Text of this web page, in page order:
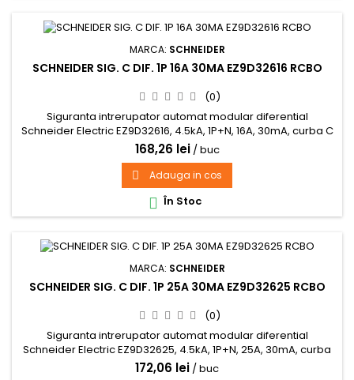
MARCA: SCHNEIDER
SCHNEIDER SIG. C DIF. 1P 16A 30MA EZ9D32616 RCBO
(0)
Siguranta intrerupator automat modular diferential
Schneider Electric EZ9D32616, 4.5kA, 1P+N, 16A, 30mA, curba C
168,26 lei / buc
 Adauga in cos
 În Stoc
MARCA: SCHNEIDER
SCHNEIDER SIG. C DIF. 1P 25A 30MA EZ9D32625 RCBO
(0)
Siguranta intrerupator automat modular diferential
Schneider Electric EZ9D32625, 4.5kA, 1P+N, 25A, 30mA, curba
C
172,06 lei / buc